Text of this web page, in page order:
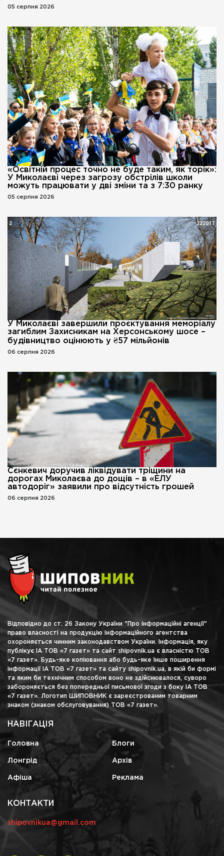
05 серпня 2026
«Освітній процес точно не буде таким, як торік»:
У Миколаєві через загрозу обстрілів школи
можуть працювати у дві зміни та з 7:30 ранку
05 серпня 2026
У Миколаєві завершили проєктування меморіалу
загиблим Захисникам на Херсонському шосе –
будівництво оцінюють у ₴57 мільйонів
06 серпня 2026
Сєнкевич доручив ліквідувати тріщини на
дорогах Миколаєва до дощів – в «ЕЛУ
автодоріг» заявили про відсутність грошей
06 серпня 2026
Відповідно до ст. 26 Закону України "Про інформаційні агенції"
право власності на продукцію інформаційного агентства
охороняється чинним законодавством України. Інформація, яку
публікує ІА ТОВ «7 газет» та сайт shipovnik.ua є власністю ТОВ
«7 газет». Будь-яке копіювання або будь-яке інше поширення
інформації ІА ТОВ «7 газет» та сайту shipovnik.ua, в якій би формі
та яким би технічним способом воно не здійснювалося, суворо
забороняється без попередньої письмової згоди з боку ІА ТОВ
«7 газет». Логотип ШИПОВНИК є зареєстрованим товарним
знаком (знаком обслуговування) ТОВ «7 газет».
НАВІГАЦІЯ
Головна Блоги
Лонгрід Архів
Афіша Реклама
КОНТАКТИ
shipovnikua@gmail.com